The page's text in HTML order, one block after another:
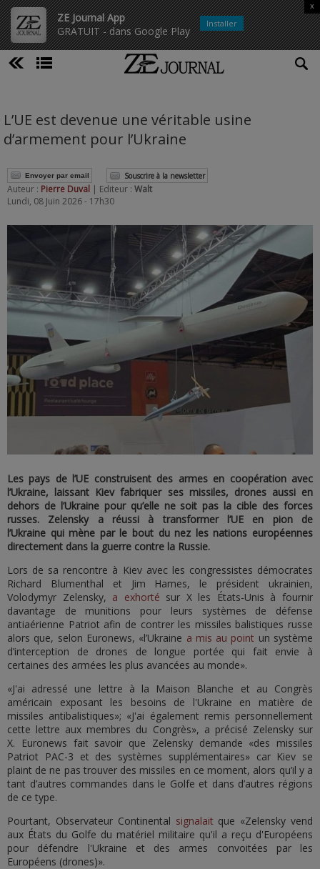
ZE Journal App
GRATUIT - dans Google Play
x
Installer
L’UE est devenue une véritable usine
d’armement pour l’Ukraine
Envoyer par email Souscrire à la newsletter
Auteur : Pierre Duval | Editeur : Walt
Lundi, 08 Juin 2026 - 17h30
Les pays de l’UE construisent des armes en coopération avec
l’Ukraine, laissant Kiev fabriquer ses missiles, drones aussi en
dehors de l’Ukraine pour qu’elle ne soit pas la cible des forces
russes. Zelensky a réussi à transformer l’UE en pion de
l’Ukraine qui mène par le bout du nez les nations européennes
directement dans la guerre contre la Russie.
Lors de sa rencontre à Kiev avec les congressistes démocrates
Richard Blumenthal et Jim Hames, le président ukrainien,
Volodymyr Zelensky, a exhorté sur X les États-Unis à fournir
davantage de munitions pour leurs systèmes de défense
antiaérienne Patriot afin de contrer les missiles balistiques russe
alors que, selon Euronews, «l’Ukraine a mis au point un système
d’interception de drones de longue portée qui fait envie à
certaines des armées les plus avancées au monde».
«J'ai adressé une lettre à la Maison Blanche et au Congrès
américain exposant les besoins de l'Ukraine en matière de
missiles antibalistiques»; «J'ai également remis personnellement
cette lettre aux membres du Congrès», a précisé Zelensky sur
X. Euronews fait savoir que Zelensky demande «des missiles
Patriot PAC-3 et des systèmes supplémentaires» car Kiev se
plaint de ne pas trouver des missiles en ce moment, alors qu’il y a
tant d’autres commandes dans le Golfe et dans d’autres régions
de ce type.
Pourtant, Observateur Continental signalait que «Zelensky vend
aux États du Golfe du matériel militaire qu'il a reçu d'Européens
pour défendre l'Ukraine et des armes convoitées par les
Européens (drones)».